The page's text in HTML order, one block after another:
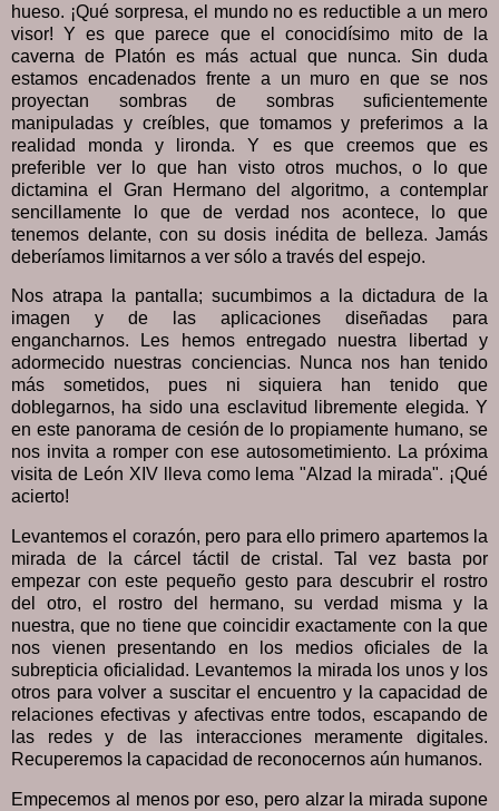
hueso. ¡Qué sorpresa, el mundo no es reductible a un mero
visor! Y es que parece que el conocidísimo mito de la
caverna de Platón es más actual que nunca. Sin duda
estamos encadenados frente a un muro en que se nos
proyectan sombras de sombras suficientemente
manipuladas y creíbles, que tomamos y preferimos a la
realidad monda y lironda. Y es que creemos que es
preferible ver lo que han visto otros muchos, o lo que
dictamina el Gran Hermano del algoritmo, a contemplar
sencillamente lo que de verdad nos acontece, lo que
tenemos delante, con su dosis inédita de belleza. Jamás
deberíamos limitarnos a ver sólo a través del espejo.
Nos atrapa la pantalla; sucumbimos a la dictadura de la
imagen y de las aplicaciones diseñadas para
engancharnos. Les hemos entregado nuestra libertad y
adormecido nuestras conciencias. Nunca nos han tenido
más sometidos, pues ni siquiera han tenido que
doblegarnos, ha sido una esclavitud libremente elegida. Y
en este panorama de cesión de lo propiamente humano, se
nos invita a romper con ese autosometimiento. La próxima
visita de León XIV lleva como lema "Alzad la mirada". ¡Qué
acierto!
Levantemos el corazón, pero para ello primero apartemos la
mirada de la cárcel táctil de cristal. Tal vez basta por
empezar con este pequeño gesto para descubrir el rostro
del otro, el rostro del hermano, su verdad misma y la
nuestra, que no tiene que coincidir exactamente con la que
nos vienen presentando en los medios oficiales de la
subrepticia oficialidad. Levantemos la mirada los unos y los
otros para volver a suscitar el encuentro y la capacidad de
relaciones efectivas y afectivas entre todos, escapando de
las redes y de las interacciones meramente digitales.
Recuperemos la capacidad de reconocernos aún humanos.
Empecemos al menos por eso, pero alzar la mirada supone